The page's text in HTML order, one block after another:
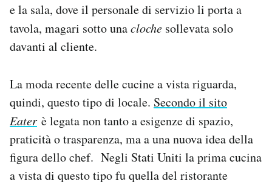
e la sala, dove il personale di servizio li porta a
tavola, magari sotto unacloche sollevata solo
davanti al cliente.
La moda recente delle cucine a vista riguarda,
quindi, questo tipo di locale. Secondo il sito
Eater è legata non tanto a esigenze di spazio,
praticità o trasparenza, ma a una nuova idea della
figura dello chef. Negli Stati Uniti la prima cucina
a vista di questo tipo fu quella del ristorante